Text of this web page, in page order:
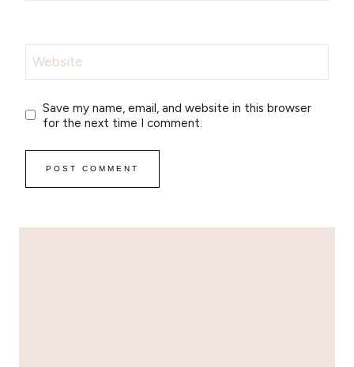
Website
Save my name, email, and website in this browser
for the next time I comment.